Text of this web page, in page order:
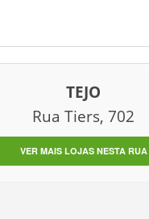
TEJO
Rua Tiers, 702
VER MAIS LOJAS NESTA RUA